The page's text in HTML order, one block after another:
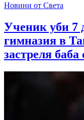
Новини от Света
Ученик уби 7
гимназия в
застреля